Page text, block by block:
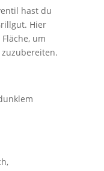
hast du
Hier
um